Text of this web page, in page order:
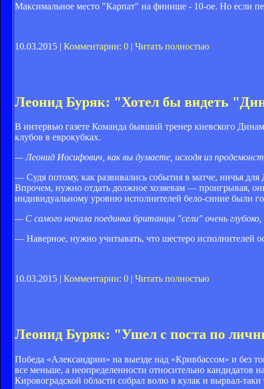
Максимальное место "Карпат" на финише - 10-ое. Но если
10.03.2015 | Комментарии: 0 | Читать полностью
Леонид Буряк: "Хотел бы видеть
В интервью газете Команда бывший тренер киевского
клубов в еврокубках.
— Леонид Иосифович, как вы думаете, исходя из
— Судя потому, как развива­лись события в матче, ничья
Впрочем, нужно отдать долж­ное хозяевам — проигрывая,
индивидуальному уровню ис­полнителей бело-синие были
— С самого начала поедин­ка британцы "сели" очень
— Наверное, нужно учиты­вать, что шестеро исполнителей
10.03.2015 | Комментарии: 0 | Читать полностью
Леонид Буряк: "Ушел с поста по
Победа «Александрии» на выезде над «Кривбассом» и без
все меньше, а неопределенности относительно кандидатов
Кировоградской области собрал волю в кулак и вырвал-